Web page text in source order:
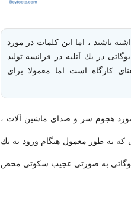
باشند ، اما این كلمات در مورد
در یك آتلیه در فرانسه تولید
كارگاه است اما معمولا برای
هجوم سر و صدای ماشین آلات ،
که به طور معمول هنگام ورود به یك
بوگاتی به صورتی عجیب سكوتی محض